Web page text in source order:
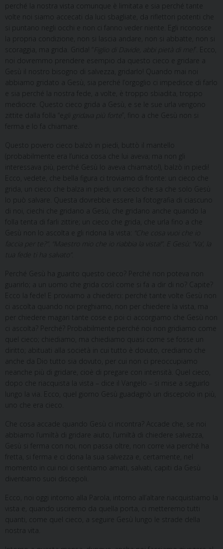
perché la nostra vista comunque è limitata e sia perché tante
volte noi siamo accecati da luci sbagliate, da riflettori potenti che
si puntano negli occhi e non ci fanno veder niente. Egli riconosce
la propria condizione, non si lascia andare, non si abbatte, non si
scoraggia, ma grida. Grida! “
”. Ecco,
noi dovremmo prendere esempio da questo cieco e gridare a
Gesù il nostro bisogno di salvezza, gridarlo! Quando mai noi
abbiamo gridato a Gesù, sia perché l’orgoglio ci impedisce di farlo
e sia perché la nostra fede, a volte, è troppo sbiadita, troppo
mediocre. Questo cieco grida a Gesù, e se le sue urla vengono
zittite dalla folla “e
”, fino a che Gesù non si
ferma e lo fa chiamare.
Questo povero cieco balzò in piedi, buttò il mantello
(probabilmente era l’unica cosa che lui aveva; ma non gli
interessava più, perché Gesù lo aveva chiamato!), balzò in piedi!
Ecco, vedete, che bella figura ci troviamo di fronte: un cieco che
grida, un cieco che balza in piedi, un cieco che sa che solo Gesù
lo può salvare. Questa dovrebbe essere la fotografia di ciascuno
di noi, ciechi che gridano a Gesù, che gridano anche quando la
folla tenta di farli zittire; un cieco che grida, che urla fino a che
Gesù non lo ascolta e gli ridona la vista:
faccia per te?”. “Maestro mio che io riabbia la vista!”. E Gesù: “Va’, la
Perché Gesù ha guarito questo cieco? Perché non poteva non
guarirlo; a un uomo che grida così come si fa a dir di no? Capite?
Ecco la fede! E proviamo a chiederci: perché tante volte Gesù non
ci ascolta quando noi preghiamo, non per chiedere la vista, ma
per chiedere magari tante cose e poi ci accorgiamo che Gesù non
ci ascolta? Perché? Probabilmente perché noi non gridiamo come
quel cieco; chiediamo, ma chiediamo quasi come se fosse un
diritto; abituati alla società in cui tutto è dovuto, crediamo che
anche da Dio tutto sia dovuto, per cui non ci preoccupiamo
neanche più di gridare, cioè di pregare con intensità. Quel cieco,
dopo che riacquista la vista – dice il Vangelo – si mise a seguirlo
lungo la via. Ecco, quel giorno Gesù guadagnò un discepolo in più,
uno che era cieco.
Che cosa accade quando Gesù ci incontra? Accade che, se noi
abbiamo l’umiltà di gridare aiuto, l’umiltà di chiedere salvezza,
Gesù si ferma con noi, non passa oltre, non corre via perché ha
fretta, si ferma e ci dona la sua salvezza e, certamente, nel
momento in cui noi ci sentiamo amati, salvati, capiti da Gesù
diventiamo suoi discepoli.
Ecco, noi oggi intorno alla Parola, intorno all’altare riacquistiamo la
vista e, quando usciremo da quella porta, ci metteremo tutti
quanti, come quel cieco, a seguire Gesù lungo le strade della
nostra vita.